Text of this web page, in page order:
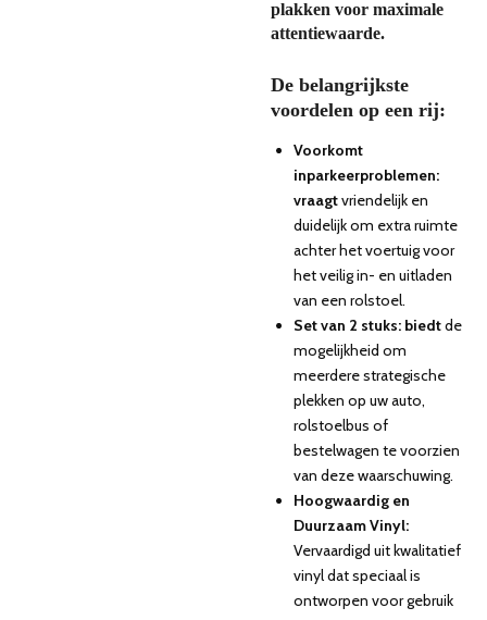
plakken voor maximale
attentiewaarde.
De belangrijkste
voordelen op een rij:
Voorkomt
inparkeerproblemen:
vraagtvriendelijk en
duidelijk om extra ruimte
achter het voertuig voor
het veilig in- en uitladen
van een rolstoel.
Set van 2 stuks: biedtde
mogelijkheid om
meerdere strategische
plekken op uw auto,
rolstoelbus of
bestelwagen te voorzien
van deze waarschuwing.
Hoogwaardig en
Duurzaam Vinyl:
Vervaardigd uit kwalitatief
vinyl dat speciaal is
ontworpen voor gebruik